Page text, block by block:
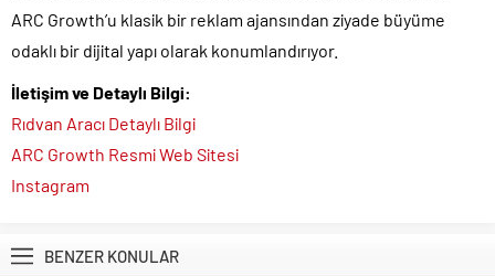
ARC Growth’u klasik bir reklam ajansından ziyade büyüme
odaklı bir dijital yapı olarak konumlandırıyor.
İletişim ve Detaylı Bilgi:
Rıdvan Aracı Detaylı Bilgi
ARC Growth Resmi Web Sitesi
Instagram
BENZER KONULAR